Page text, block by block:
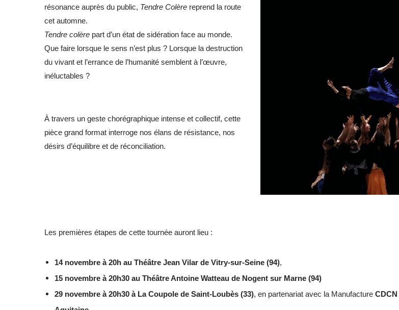
résonance auprès du public, Tendre Colère reprend la route
cet automne.
Tendre colère part d’un état de sidération face au monde.
Que faire lorsque le sens n’est plus ? Lorsque la destruction
du vivant et l’errance de l’humanité semblent à l’œuvre,
inéluctables ?
À travers un geste chorégraphique intense et collectif, cette
pièce grand format interroge nos élans de résistance, nos
désirs d’équilibre et de réconciliation.
Les premières étapes de cette tournée auront lieu :
14 novembre à 20h au Théâtre Jean Vilar de Vitry-sur-Seine (94),
15 novembre à 20h30 au Théâtre Antoine Watteau de Nogent sur Marne (94)
29 novembre à 20h30 à La Coupole de Saint-Loubès (33), en partenariat avec la Manufacture